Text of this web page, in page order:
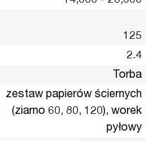
125
2.4
Torba
zestaw papierów ściernych
(ziarno 60, 80, 120), worek
pyłowy